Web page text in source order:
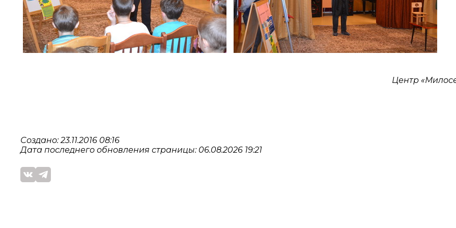
Центр
Создано: 23.11.2016 08:16
Дата последнего обновления страницы: 06.08.2026 19:21